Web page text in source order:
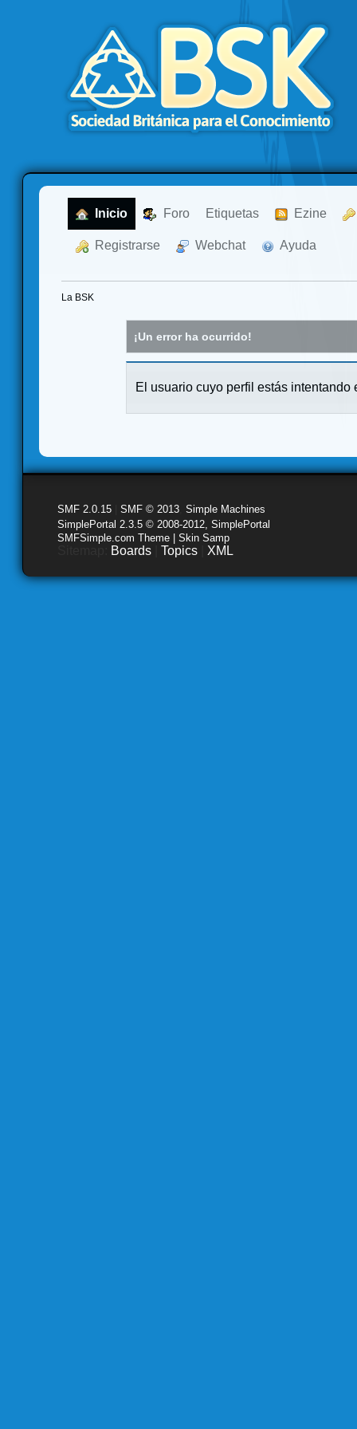
Inicio Foro Etiquetas Ezine
Registrarse Webchat Ayuda
La BSK
¡Un error ha ocurrido!
El usuario cuyo perfil estás intentando
SMF 2.0.15 SMF © 2013 Simple Machines
SimplePortal 2.3.5 © 2008-2012, SimplePortal
SMFSimple.com Theme | Skin Samp
Boards Topics XML